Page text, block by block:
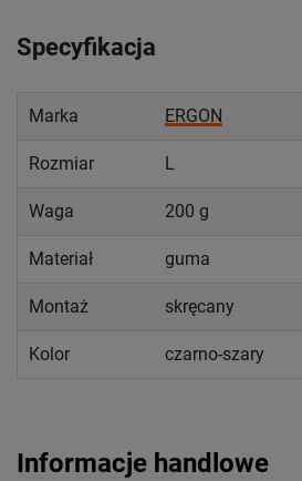
Specyfikacja
Marka ERGON
Rozmiar L
Waga 200 g
Materiał guma
Montaż skręcany
Kolor czarno-szary
Informacje handlowe